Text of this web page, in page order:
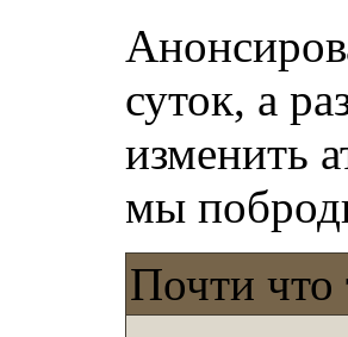
суток, а
изменить
мы
Почти что